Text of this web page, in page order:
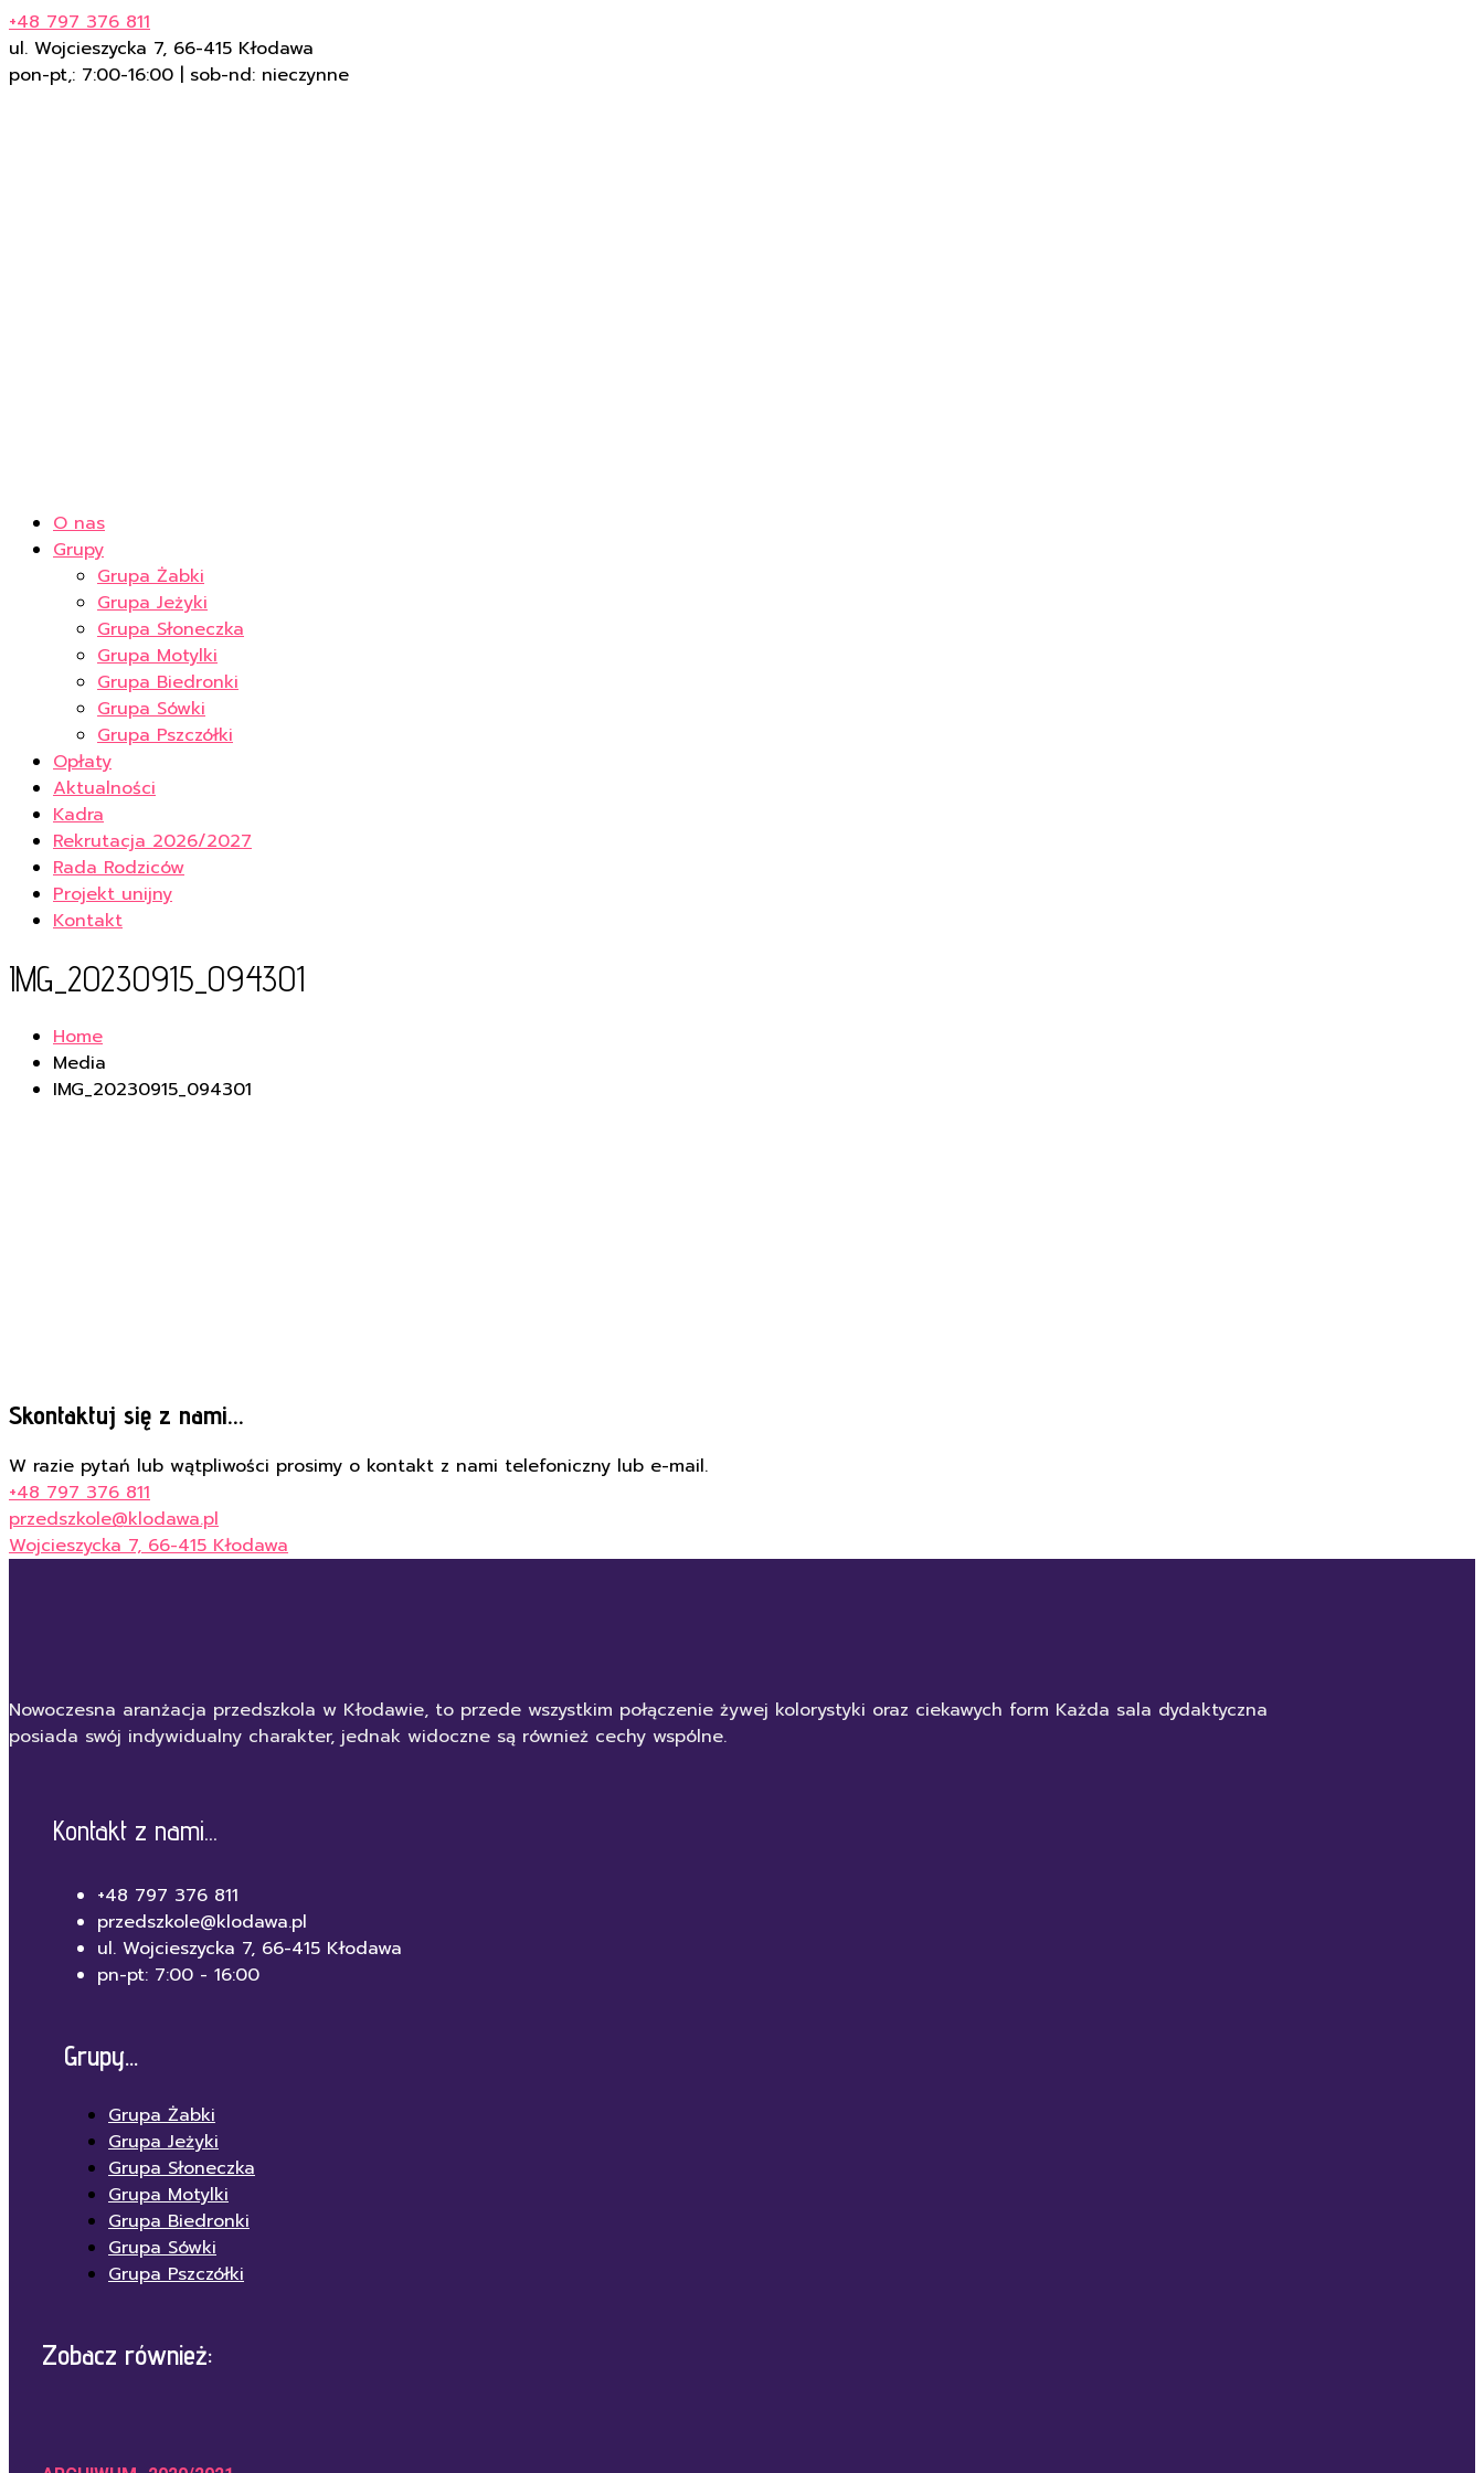
+48 797 376 811
ul. Wojcieszycka 7, 66-415 Kłodawa
pon-pt,: 7:00-16:00 | sob-nd: nieczynne
O nas
Grupy
Grupa Żabki
Grupa Jeżyki
Grupa Słoneczka
Grupa Motylki
Grupa Biedronki
Grupa Sówki
Grupa Pszczółki
Opłaty
Aktualności
Kadra
Rekrutacja 2026/2027
Rada Rodziców
Projekt unijny
Kontakt
IMG_20230915_094301
Home
Media
IMG_20230915_094301
Skontaktuj się z nami...
W razie pytań lub wątpliwości prosimy o kontakt z nami telefoniczny lub e-mail.
+48 797 376 811
przedszkole@klodawa.pl
Wojcieszycka 7, 66-415 Kłodawa
Nowoczesna aranżacja przedszkola w Kłodawie, to przede wszystkim połączenie żywej kolorystyki oraz ciekawych form Każda sala dydaktyczna
posiada swój indywidualny charakter, jednak widoczne są również cechy wspólne.
Kontakt z nami...
+48 797 376 811
przedszkole@klodawa.pl
ul. Wojcieszycka 7, 66-415 Kłodawa
pn-pt: 7:00 - 16:00
Grupy...
Grupa Żabki
Grupa Jeżyki
Grupa Słoneczka
Grupa Motylki
Grupa Biedronki
Grupa Sówki
Grupa Pszczółki
Zobacz również: